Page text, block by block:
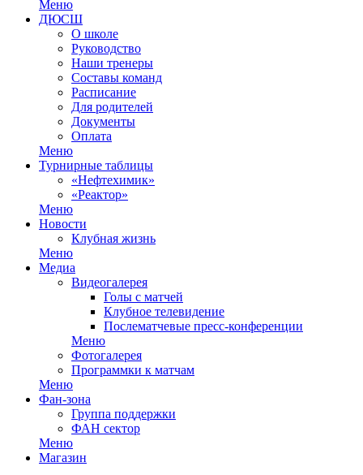
Меню
ДЮСШ
О школе
Руководство
Наши тренеры
Составы команд
Расписание
Для родителей
Документы
Оплата
Меню
Турнирные таблицы
«Нефтехимик»
«Реактор»
Меню
Новости
Клубная жизнь
Меню
Медиа
Видеогалерея
Голы с матчей
Клубное телевидение
Послематчевые пресс-конференции
Меню
Фотогалерея
Программки к матчам
Меню
Фан-зона
Группа поддержки
ФАН сектор
Меню
Магазин